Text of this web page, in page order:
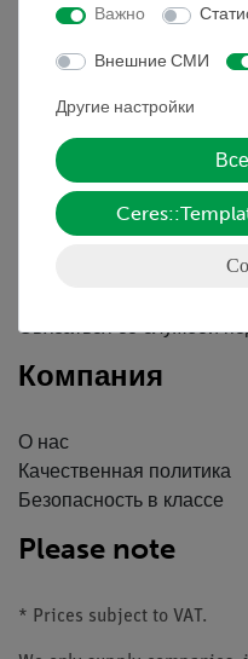
Контактное лицо
Декларация о
Вводные данные
Обслуживание
Краткий обзор услуг
Скачать
Связаться со службой
Компания
О нас
Качественная политика
Безопасность в классе
Please note
* Prices subject to VAT.
Важно
Внешние СМИ
Другие настройки